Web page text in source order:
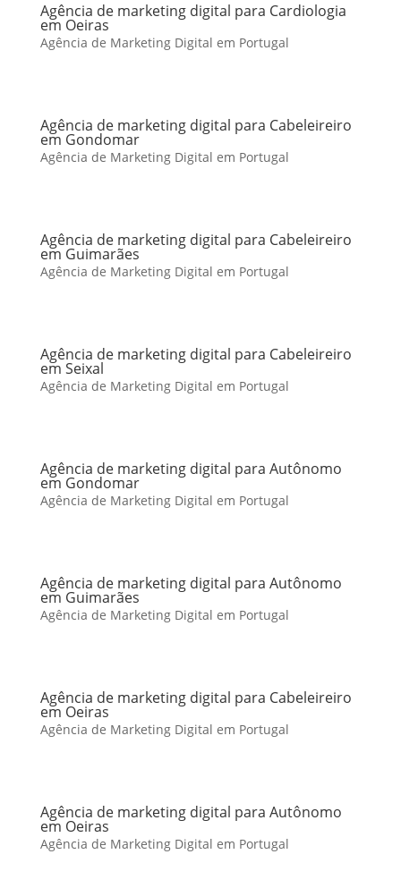
Agência de marketing digital para Cardiologia
em Oeiras
Agência de Marketing Digital em Portugal
Agência de marketing digital para Cabeleireiro
em Gondomar
Agência de Marketing Digital em Portugal
Agência de marketing digital para Cabeleireiro
em Guimarães
Agência de Marketing Digital em Portugal
Agência de marketing digital para Cabeleireiro
em Seixal
Agência de Marketing Digital em Portugal
Agência de marketing digital para Autônomo
em Gondomar
Agência de Marketing Digital em Portugal
Agência de marketing digital para Autônomo
em Guimarães
Agência de Marketing Digital em Portugal
Agência de marketing digital para Cabeleireiro
em Oeiras
Agência de Marketing Digital em Portugal
Agência de marketing digital para Autônomo
em Oeiras
Agência de Marketing Digital em Portugal